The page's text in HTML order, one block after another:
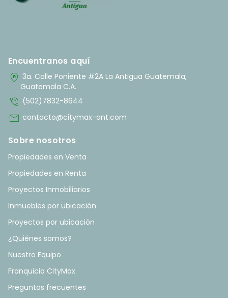
Encuentranos aquí
home_pin 3a. Calle Poniente #2A La Antigua Guatemala,
Guatemala C.A.
phone_in_talk (502)7832-8644
mail contacto@citymax-ant.com
Sobre nosotros
Propiedades en Venta
Propiedades en Renta
Proyectos Inmobiliarios
Inmuebles por ubicación
Proyectos por ubicación
¿Quiénes somos?
Nuestro Equipo
Franquicia CityMax
Preguntas frecuentes